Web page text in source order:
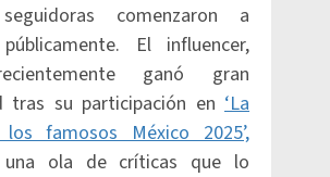
comenzaron a
El influencer,
ganó gran
tras su participación en ‘La
famosos México 2025’,
una ola de críticas que lo